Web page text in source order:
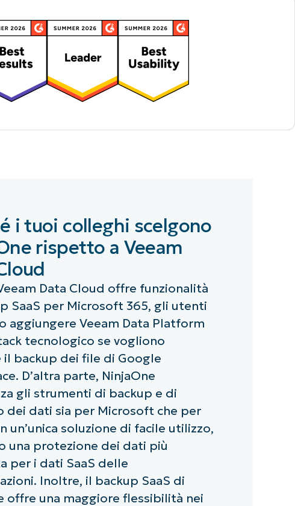
i tuoi colleghi scelgono
rispetto a Veeam
Data Cloud offre funzionalità
SaaS per Microsoft 365, gli utenti
aggiungere Veeam Data Platform
tecnologico se vogliono
il backup dei file di Google
D’altra parte, NinjaOne
gli strumenti di backup e di
dei dati sia per Microsoft che per
un’unica soluzione di facile utilizzo,
una protezione dei dati più
per i dati SaaS delle
Inoltre, il backup SaaS di
offre una maggiore flessibilità nei